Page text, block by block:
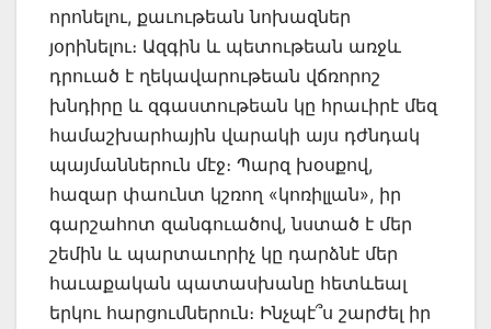
որոնելու, քաւութեան նոխազներ
յօրինելու։ Ազգին և պետութեան առջև
դրուած է ղեկավարութեան վճռորոշ
խնդիրը և զգաստութեան կը հրաւիրէ մեզ
համաշխարհային վարակի այս դժնդակ
պայմաններուն մէջ։ Պարզ խօսքով,
հազար փաունտ կշռող «կոռիլլան», իր
գարշահոտ զանգուածով, նստած է մեր
շեմին և պարտաւորիչ կը դարձնէ մեր
հաւաքական պատասխանը հետևեալ
երկու հարցումներուն։ Ինչպէ՞ս շարժել իր